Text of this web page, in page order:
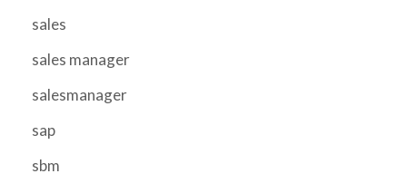
sales
sales manager
salesmanager
sap
sbm